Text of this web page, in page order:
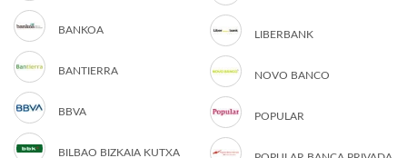
BANKOA
BANTIERRA
BBVA
BILBAO BIZKAIA KUTXA
LIBERBANK
NOVO BANCO
POPULAR